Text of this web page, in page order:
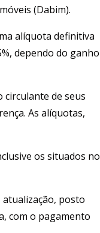
(Dabim).
alíquota definitiva
dependo do ganho
circulante de seus
As alíquotas,
os situados no
posto
com o pagamento